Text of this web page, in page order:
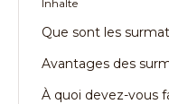
Inhalte
Que sont les
Avantages des
À quoi devez-vous